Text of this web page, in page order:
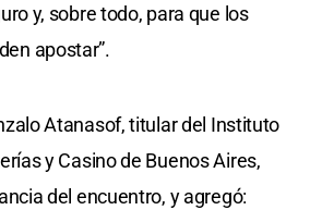
y, sobre todo, para que los
apostar”.
Atanasof, titular del Instituto
y Casino de Buenos Aires,
del encuentro, y agregó: